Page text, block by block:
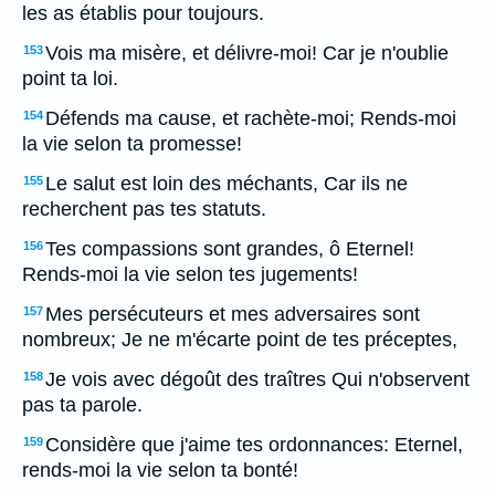
les as établis pour toujours.
153Vois ma misère, et délivre-moi! Car je n'oublie
point ta loi.
154 Défends ma cause, et rachète-moi; Rends-moi
la vie selon ta promesse!
155 Le salut est loin des méchants, Car ils ne
recherchent pas tes statuts.
156Tes compassions sont grandes, ô Eternel!
Rends-moi la vie selon tes jugements!
157 Mes persécuteurs et mes adversaires sont
nombreux; Je ne m'écarte point de tes préceptes,
158Je vois avec dégoût des traîtres Qui n'observent
pas ta parole.
159 Considère que j'aime tes ordonnances: Eternel,
rends-moi la vie selon ta bonté!